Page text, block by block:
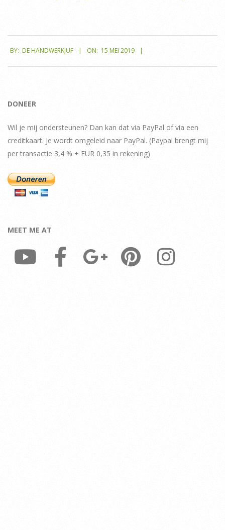
05-
15
BY: DE HANDWERKJUF ON: 15 MEI 2019
DONEER
Wil je mij ondersteunen? Dan kan dat via PayPal of via een
creditkaart. Je wordt omgeleid naar PayPal. (Paypal brengt mij
per transactie 3,4 % + EUR 0,35 in rekening)
MEET ME AT